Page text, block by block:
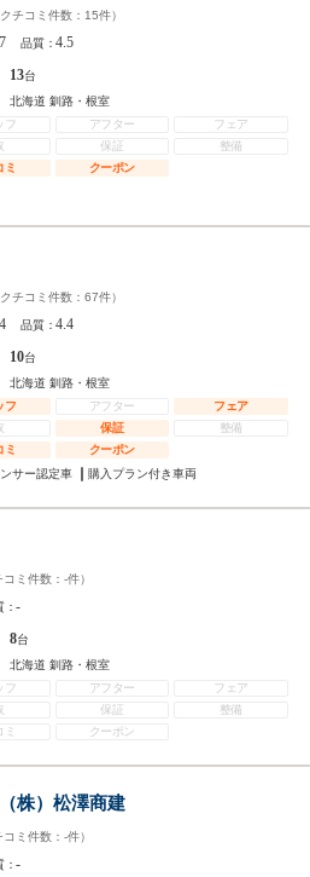
クチコミ件数： 15件）
品質：4.5
13台
北海道 釧路・根室
フ
アフター
フェア
保証
整備
ミ
クーポン
クチコミ件数： 67件）
品質：4.4
10台
北海道 釧路・根室
フ
アフター
フェア
保証
整備
ミ
クーポン
サー認定車 購入プラン付き車両
コミ件数： -件）
：-
8台
北海道 釧路・根室
フ
アフター
フェア
保証
整備
ミ
クーポン
株）松澤商建
コミ件数： -件）
：-